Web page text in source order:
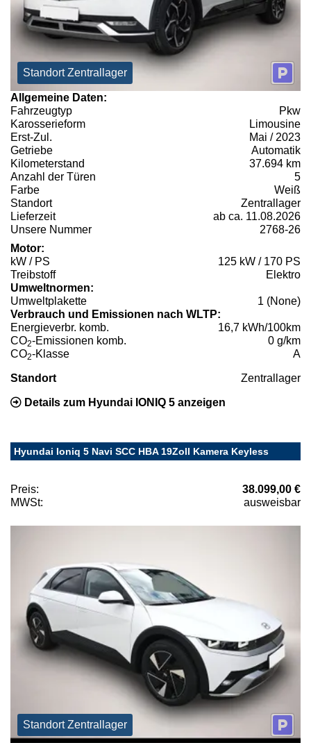
Standort Zentrallager
Allgemeine Daten:
Fahrzeugtyp
Pkw
Karosserieform
Limousine
Erst-Zul.
Mai / 2023
Getriebe
Automatik
Kilometerstand
37.694 km
Anzahl der Türen
5
Farbe
Weiß
Standort
Zentrallager
Lieferzeit
ab ca. 11.08.2026
Unsere Nummer
2768-26
Motor:
kW / PS
125 kW / 170 PS
Treibstoff
Elektro
Umweltnormen:
Umweltplakette
1 (None)
Verbrauch und Emissionen nach WLTP:
Energieverbr. komb.
16,7 kWh/100km
CO2-Emissionen komb.
0 g/km
CO2-Klasse A
Standort Zentrallager
Details zum Hyundai IONIQ 5 anzeigen
Hyundai Ioniq 5 Navi SCC HBA 19Zoll Kamera Keyless
Preis:
38.099,00 €
MWSt:
ausweisbar
Standort Zentrallager